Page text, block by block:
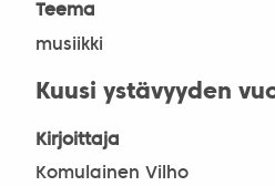
Teema
musiikki
Kuusi ystävyyden
Kirjoittaja
Komulainen Vilho